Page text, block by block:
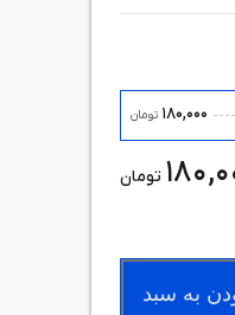
180,000 تومان
تومان
به سبد